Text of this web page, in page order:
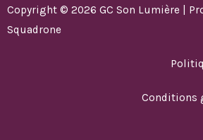
Copyright © 2026 GC Son Lumière |
Squadrone
Conditions